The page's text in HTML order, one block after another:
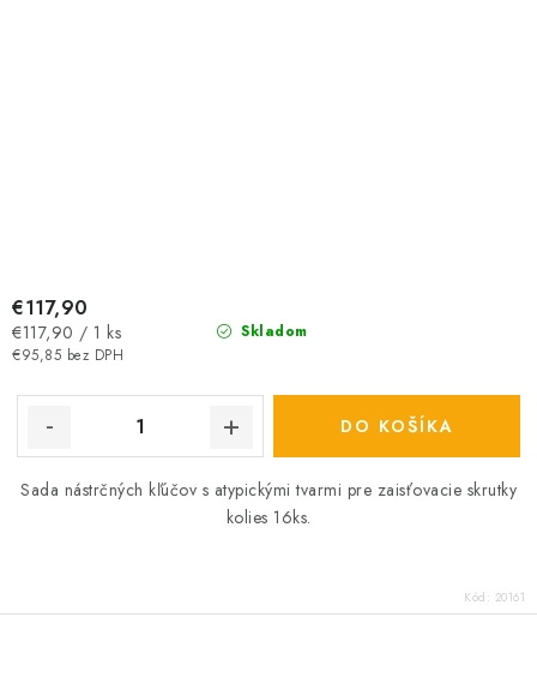
Skladom
€95,85 bez DPH
€117,90
Jednotková
cena:
€117,90 / 1 ks
DO KOŠÍKA
Sada nástrčných kľúčov s atypickými tvarmi pre zaisťovacie skrutky
kolies 16ks.
Kód: 20161